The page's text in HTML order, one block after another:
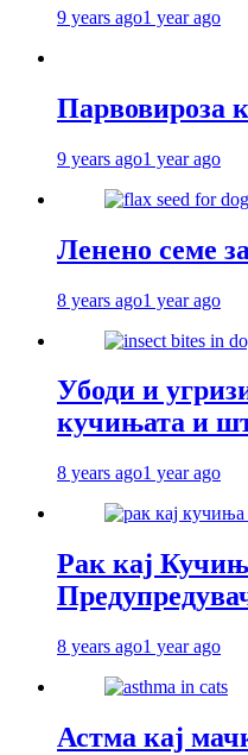
9 years ago1 year ago
Парвовироза
9 years ago1 year ago
Ленено семе
8 years ago1 year ago
Убоди и
кучињата и
8 years ago1 year ago
Рак кај
8 years ago1 year ago
Астма кај